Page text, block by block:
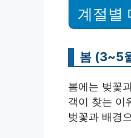
계절별
봄 (3~5
봄에는 벚꽃
객이 찾는 이
벚꽃과 배경